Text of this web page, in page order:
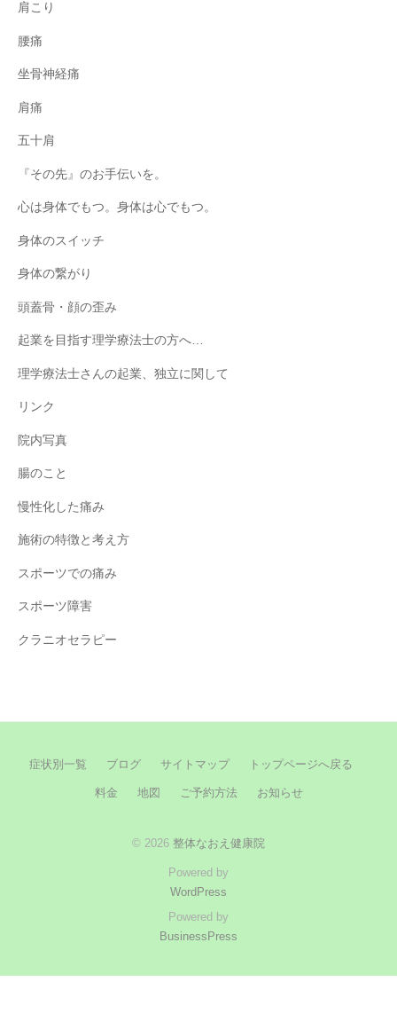
肩こり
腰痛
坐骨神経痛
肩痛
五十肩
『その先』のお手伝いを。
心は身体でもつ。身体は心でもつ。
身体のスイッチ
身体の繋がり
頭蓋骨・顔の歪み
起業を目指す理学療法士の方へ…
理学療法士さんの起業、独立に関して
リンク
院内写真
腸のこと
慢性化した痛み
施術の特徴と考え方
スポーツでの痛み
スポーツ障害
クラニオセラピー
症状別一覧 ブログ サイトマップ トップページへ戻る
料金 地図 ご予約方法 お知らせ
© 2026 整体なおえ健康院
Powered by
WordPress
Powered by
BusinessPress